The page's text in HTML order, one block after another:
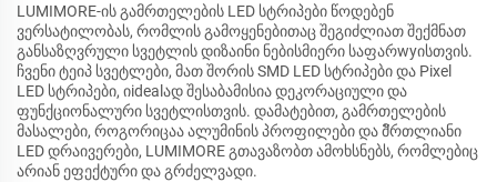
LUMIMORE-ის გამრთელების LED სტრიპები წოდებენ
ვერსატილობას, რომლის გამოყენებითაც შეგიძლიათ შექმნათ
განსაზღვრული სვეტლის დიზაინი ნებისმიერი საფარwyისთვის.
ჩვენი ტეიპ სვეტლები, მათ შორის SMD LED სტრიპები და Pixel
LED სტრიპები, იidealად შესაბამისია დეკორაციული და
ფუნქციონალური სვეტლისთვის. დამატებით, გამრთელების
მასალები, როგორიცაა ალუმინის პროფილები და მัრთლიანი
LED დრაივერები, LUMIMORE გთავაზობთ ამოხსნებს, რომლებიც
არიან ეფექტური და გრძელვადი.